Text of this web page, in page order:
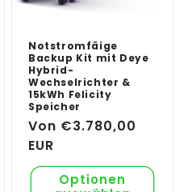
Notstromfäige
Backup Kit mit Deye
Hybrid-
Wechselrichter &
15kWh Felicity
Speicher
Normaler
Preis
Von €3.780,00
EUR
Optionen